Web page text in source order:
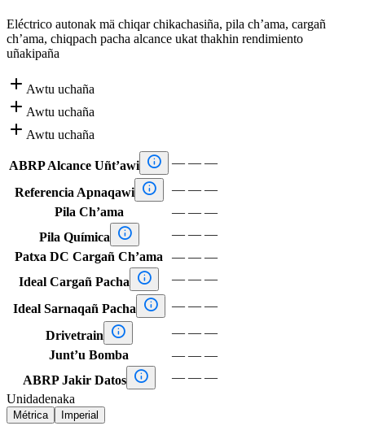
Eléctrico autonak mä chiqar chikachasiña, pila ch’ama, cargañ
ch’ama, chiqpach pacha alcance ukat thakhin rendimiento
uñakipaña
 Awtu uchaña
 Awtu uchaña
 Awtu uchaña
ABRP Alcance Uñt’awi  — — —
Referencia Apnaqawi  — — —
Pila Ch’ama
— — —
Pila Química
 — — —
Patxa DC Cargañ Ch’ama
— — —
Ideal Cargañ Pacha
 — — —
Ideal Sarnaqañ Pacha  — — —
Drivetrain  — — —
Junt’u Bomba
— — —
ABRP Jakir Datos
 — — —
Unidadenaka
Métrica Imperial